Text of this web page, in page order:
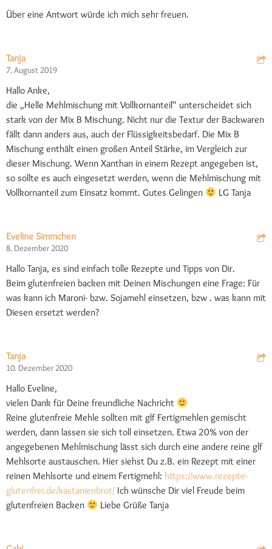
Über eine Antwort würde ich mich sehr freuen.
Tanja
7. August 2019
Hallo Anke,
die „Helle Mehlmischung mit Vollkornanteil“ unterscheidet sich
stark von der Mix B Mischung. Nicht nur die Textur der Backwaren
fällt dann anders aus, auch der Flüssigkeitsbedarf. Die Mix B
Mischung enthält einen großen Anteil Stärke, im Vergleich zur
dieser Mischung. Wenn Xanthan in einem Rezept angegeben ist,
so sollte es auch eingesetzt werden, wenn die Mehlmischung mit
Vollkornanteil zum Einsatz kommt. Gutes Gelingen
LG Tanja
Eveline Simmchen
8. Dezember 2020
Hallo Tanja, es sind einfach tolle Rezepte und Tipps von Dir.
Beim glutenfreien backen mit Deinen Mischungen eine Frage: Für
was kann ich Maroni- bzw. Sojamehl einsetzen, bzw . was kann mit
Diesen ersetzt werden?
Tanja
10. Dezember 2020
Hallo Eveline,
vielen Dank für Deine freundliche Nachricht
Reine glutenfreie Mehle sollten mit glf Fertigmehlen gemischt
werden, dann lassen sie sich toll einsetzen. Etwa 20% von der
angegebenen Mehlmischung lässt sich durch eine andere reine glf
Mehlsorte austauschen. Hier siehst Du z.B. ein Rezept mit einer
reinen Mehlsorte und einem Fertigmehl: https://www.rezepte-
glutenfrei.de/kastanienbrot/ Ich wünsche Dir viel Freude beim
glutenfreien Backen
Liebe Grüße Tanja